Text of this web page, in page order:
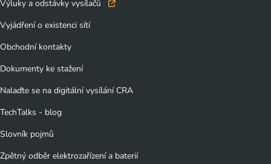
Výluky a odstávky vysílačů
Vyjádření o existenci sítí
Obchodní kontakty
Dokumenty ke stažení
Nalaďte se na digitální vysílání CRA
TechTalks - blog
Slovník pojmů
Zpětný odběr elektrozařízení a baterií